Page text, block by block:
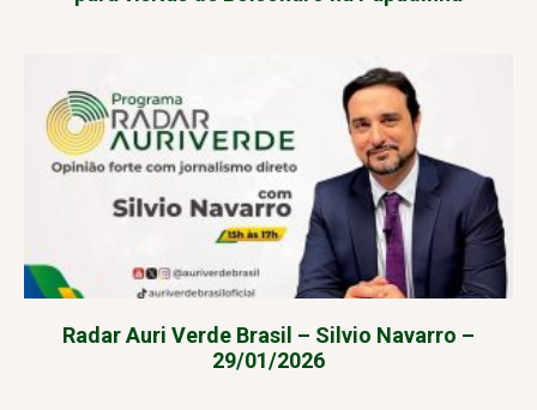
Radar Auri Verde Brasil – Silvio Navarro –
29/01/2026